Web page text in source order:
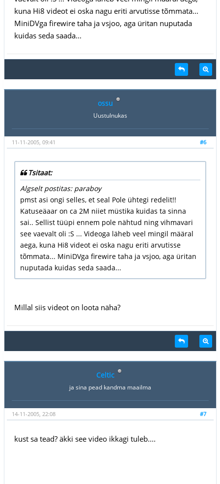
kuna Hi8 videot ei oska nagu eriti arvutisse tõmmata...
MiniDVga firewire taha ja vsjoo, aga üritan nuputada
kuidas seda saada...
ossu
Uustulnukas
#6
11-11-2005, 09:41
Tsitaat:
Algselt postitas: paraboy
pmst asi ongi selles, et seal Pole ühtegi redelit!!
Katuseäaar on ca 2M niiet müstika kuidas ta sinna
sai.. Sellist tüüpi ennem pole nähtud ning vihmavari
see vaevalt oli :S ... Videoga läheb veel mingil määral
aega, kuna Hi8 videot ei oska nagu eriti arvutisse
tõmmata... MiniDVga firewire taha ja vsjoo, aga üritan
nuputada kuidas seda saada...
Millal siis videot on loota näha?
Celtic
ja sina pead kandma maailma
#7
14-11-2005, 22:08
kust sa tead? äkki see video ikkagi tuleb....